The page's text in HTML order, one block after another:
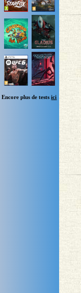
Encore plus de testsici